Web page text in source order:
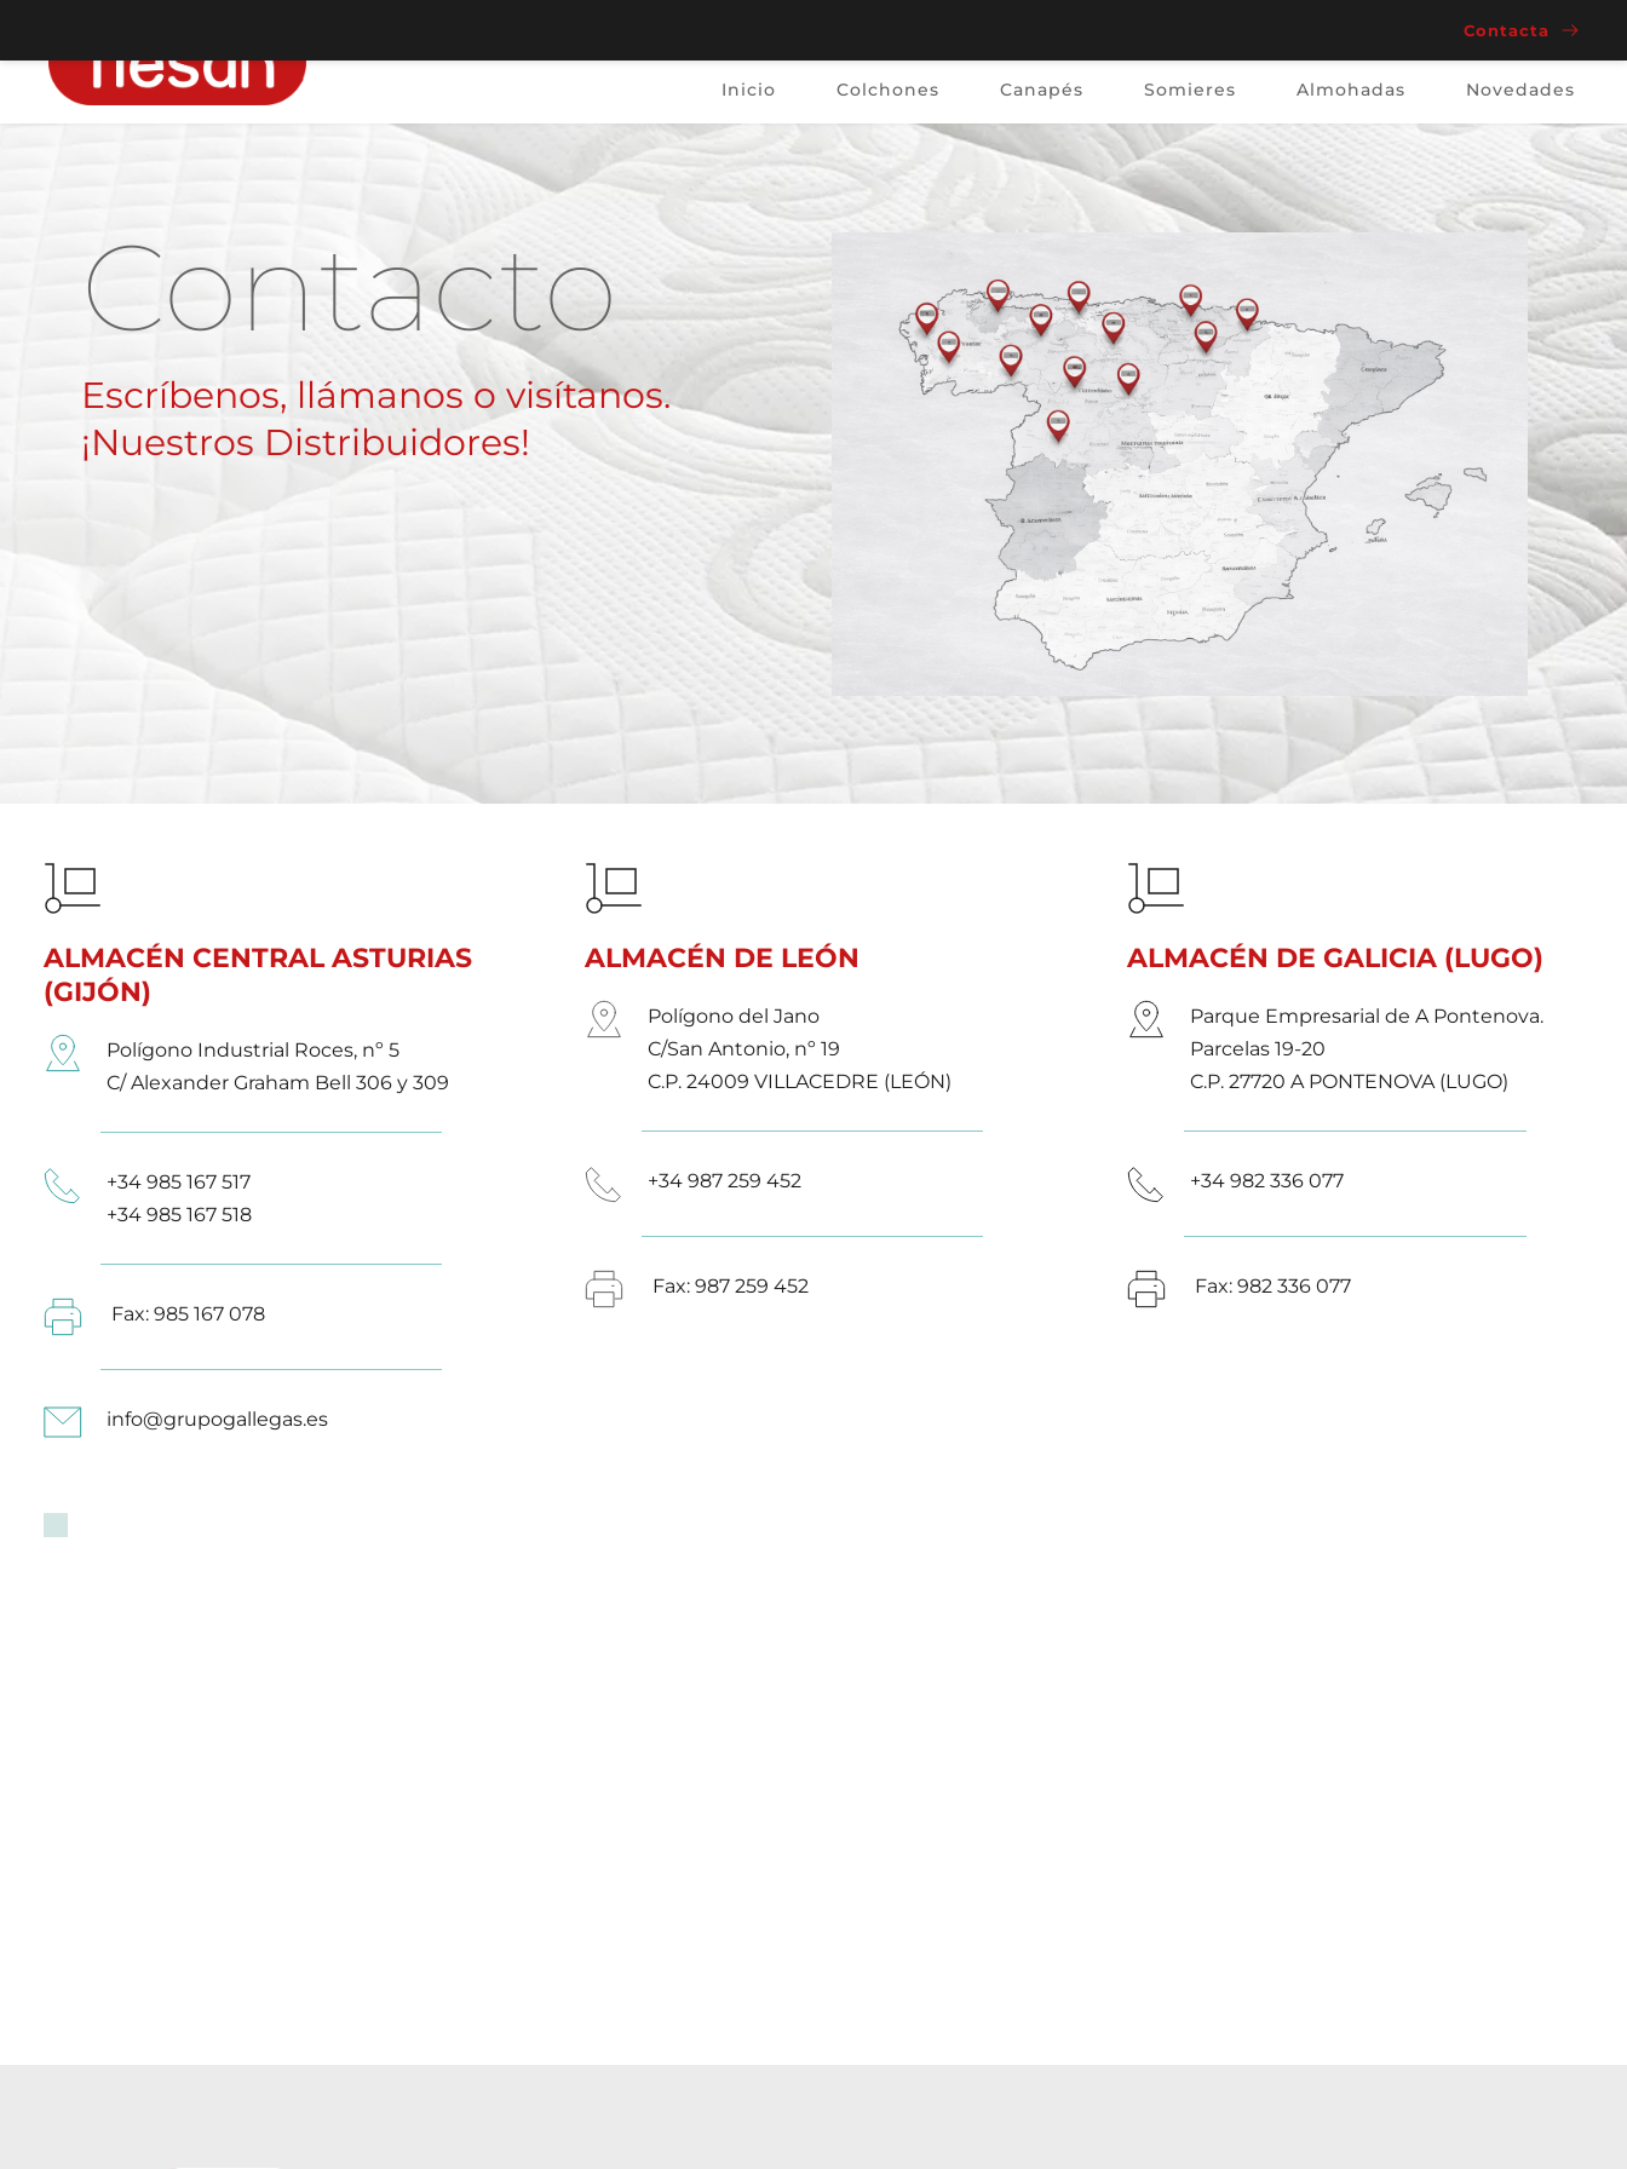
Contacta
Inicio Colchones Canapés Somieres Almohadas Novedades
Contacto
Escríbenos, llámanos o visítanos.
¡Nuestros Distribuidores!
ALMACÉN CENTRAL ASTURIAS
(GIJÓN)
Polígono Industrial Roces, nº 5
C/ Alexander Graham Bell 306 y 309
+34 985 167 517
+34 985 167 518
Fax: 985 167 078
info@grupogallegas.es
ALMACÉN DE LEÓN
Polígono del Jano
C/San Antonio, nº 19
C.P. 24009 VILLACEDRE (LEÓN)
+34 987 259 452
Fax: 987 259 452
ALMACÉN DE GALICIA (LUGO)
Parque Empresarial de A Pontenova.
Parcelas 19-20
C.P. 27720 A PONTENOVA (LUGO)
+34 982 336 077
Fax: 982 336 077